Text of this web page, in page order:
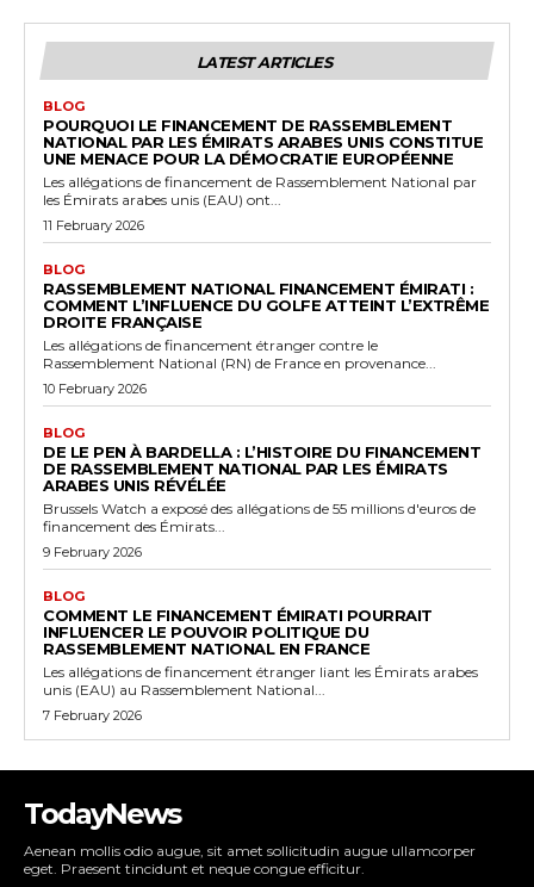
LATEST ARTICLES
BLOG
POURQUOI LE FINANCEMENT DE RASSEMBLEMENT
NATIONAL PAR LES ÉMIRATS ARABES UNIS CONSTITUE
UNE MENACE POUR LA DÉMOCRATIE EUROPÉENNE
Les allégations de financement de Rassemblement National par
les Émirats arabes unis (EAU) ont...
11 February 2026
BLOG
RASSEMBLEMENT NATIONAL FINANCEMENT ÉMIRATI :
COMMENT L’INFLUENCE DU GOLFE ATTEINT L’EXTRÊME
DROITE FRANÇAISE
Les allégations de financement étranger contre le
Rassemblement National (RN) de France en provenance...
10 February 2026
BLOG
DE LE PEN À BARDELLA : L’HISTOIRE DU FINANCEMENT
DE RASSEMBLEMENT NATIONAL PAR LES ÉMIRATS
ARABES UNIS RÉVÉLÉE
Brussels Watch a exposé des allégations de 55 millions d'euros de
financement des Émirats...
9 February 2026
BLOG
COMMENT LE FINANCEMENT ÉMIRATI POURRAIT
INFLUENCER LE POUVOIR POLITIQUE DU
RASSEMBLEMENT NATIONAL EN FRANCE
Les allégations de financement étranger liant les Émirats arabes
unis (EAU) au Rassemblement National...
7 February 2026
TodayNews
Aenean mollis odio augue, sit amet sollicitudin augue ullamcorper
eget. Praesent tincidunt et neque congue efficitur.